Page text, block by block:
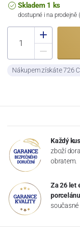
Skladem 1 ks
dostupné i na prodejně
Nákupem získáte 726
Každý
zboží
obratem.
Za 26 let
porcelánu
současné